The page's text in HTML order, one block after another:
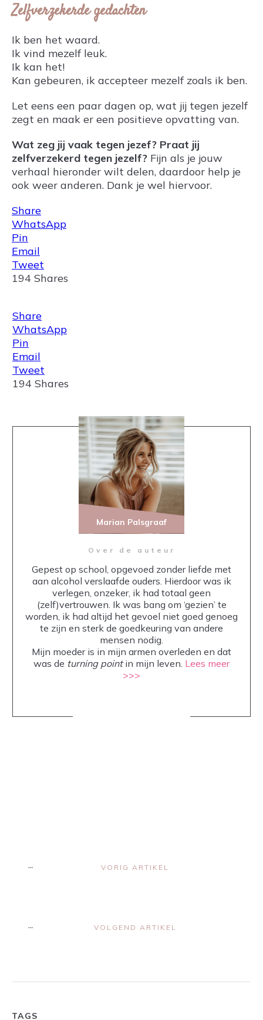
Zelfverzekerde gedachten
Ik ben het waard.
Ik vind mezelf leuk.
Ik kan het!
Kan gebeuren, ik accepteer mezelf zoals ik ben.
Let eens een paar dagen op, wat jij tegen jezelf
zegt en maak er een positieve opvatting van.
Wat zeg jij vaak tegen jezef? Praat jij
zelfverzekerd tegen jezelf? Fijn als je jouw
verhaal hieronder wilt delen, daardoor help je
ook weer anderen. Dank je wel hiervoor.
Share
WhatsApp
Pin
Email
Tweet
194 Shares
Share
WhatsApp
Pin
Email
Tweet
194 Shares
Over de auteur
Gepest op school, opgevoed zonder liefde met
aan alcohol verslaafde ouders. Hierdoor was ik
verlegen, onzeker, ik had totaal geen
(zelf)vertrouwen. Ik was bang om ‘gezien’ te
worden, ik had altijd het gevoel niet goed genoeg
te zijn en sterk de goedkeuring van andere
mensen nodig.
Mijn moeder is in mijn armen overleden en dat
was de turning pointin mijn leven. Lees meer
>>>
Marian Palsgraaf
VORIG ARTIKEL
VOLGEND ARTIKEL
TAGS